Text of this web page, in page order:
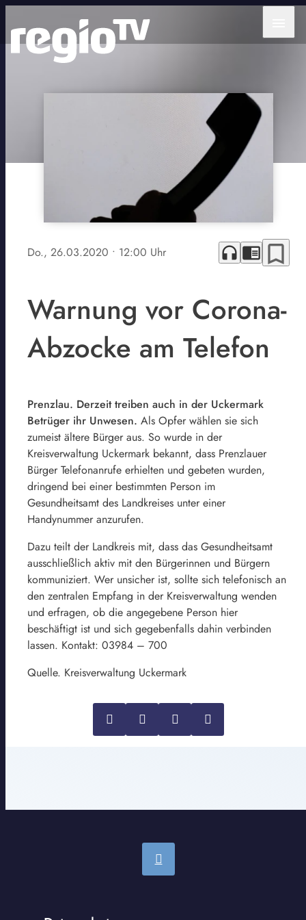
Do., 26.03.2020 • 12:00 Uhr headphones chrome_reader_mode bookmark_border
Warnung vor Corona-
Abzocke am Telefon
Prenzlau. Derzeit treiben auch in der Uckermark
Betrüger ihr Unwesen. Als Opfer wählen sie sich
zumeist ältere Bürger aus. So wurde in der
Kreisverwaltung Uckermark bekannt, dass Prenzlauer
Bürger Telefonanrufe erhielten und gebeten wurden,
dringend bei einer bestimmten Person im
Gesundheitsamt des Landkreises unter einer
Handynummer anzurufen.
Dazu teilt der Landkreis mit, dass das Gesundheitsamt
ausschließlich aktiv mit den Bürgerinnen und Bürgern
kommuniziert. Wer unsicher ist, sollte sich telefonisch an
den zentralen Empfang in der Kreisverwaltung wenden
und erfragen, ob die angegebene Person hier
beschäftigt ist und sich gegebenfalls dahin verbinden
lassen. Kontakt: 03984 – 700
Quelle. Kreisverwaltung Uckermark